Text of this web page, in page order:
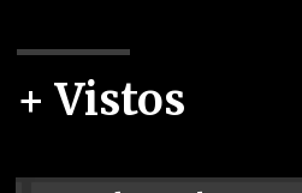
+ Vistos